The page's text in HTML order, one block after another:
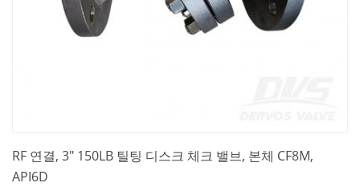
RF 연결, 3" 150LB 틸팅 디스크 체크 밸브, 본체 CF8M,
API6D